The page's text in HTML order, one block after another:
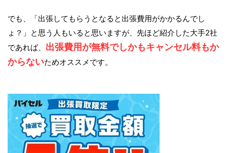
でも、「出張してもらうとなると出張費用がかかるんでし
ょ？」と思う人もいると思いますが、先ほど紹介した大手2社
であれば、 出張費用が無料でしかもキャンセル料もか
からないためオススメです。